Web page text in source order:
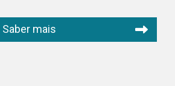
Saber mais